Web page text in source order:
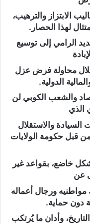
الابتزاز والترهيب،
لهذا الحصار.
الرامي إلى توسيع
محاولة فرض عزل
الدولية.
والشعب الكوبي لن
الذي
والاستقلال
قبل حكومة الولايات
خاضع، بقواعد غير
عن
مواطنيه ورجال أعماله
دون حماية.
وأدان ما يُرتكب